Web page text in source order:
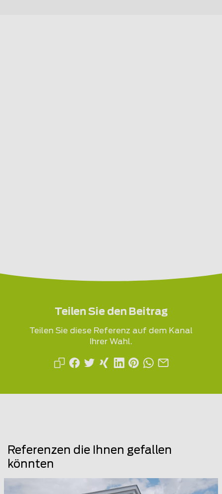
Teilen Sie den Beitrag
Teilen Sie diese Referenz auf dem Kanal
Ihrer Wahl.
Referenzen die Ihnen gefallen
könnten